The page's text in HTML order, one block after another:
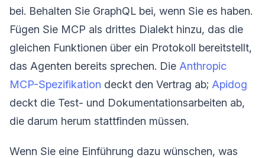
bei. Behalten Sie GraphQL bei, wenn Sie es haben.
Fügen Sie MCP als drittes Dialekt hinzu, das die
gleichen Funktionen über ein Protokoll bereitstellt,
das Agenten bereits sprechen. Die Anthropic
MCP-Spezifikation deckt den Vertrag ab; Apidog
deckt die Test- und Dokumentationsarbeiten ab,
die darum herum stattfinden müssen.
Wenn Sie eine Einführung dazu wünschen, was